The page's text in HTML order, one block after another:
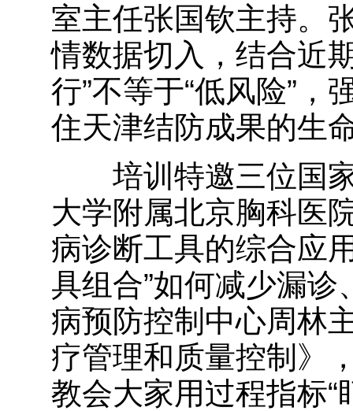
室主任张国钦主持。
情数据切入，结合近
行”不等于“低风险”，
住天津结防成果的生
培训特邀三位国家
大学附属北京胸科
病诊断工具的综合应
具组合”如何减少漏
病预防控制中心周
疗管理和质量控制》
教会大家用过程指标“